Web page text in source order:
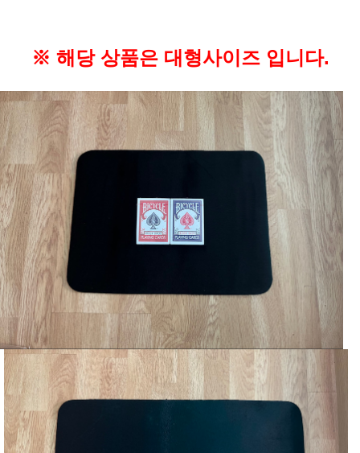
※ 해당 상품은 대형사이즈 입니다.